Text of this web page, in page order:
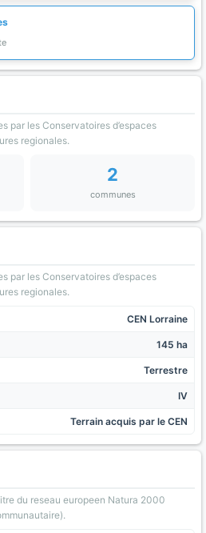
par les Conservatoires d’espaces
regionales.
2
communes
par les Conservatoires d’espaces
regionales.
CEN Lorraine
145 ha
Terrestre
IV
Terrain acquis par le CEN
du reseau europeen Natura 2000